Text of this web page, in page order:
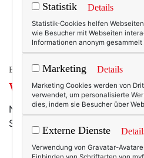
BEAUTY & FASHION
Wochenend-Wow:
Nicht billig. Aber schön!
Straeten; Foto/Kaufen: net-a-
Statistik Details
Statistik-Cookies helfen
wie Besucher mit Webseiten
Informationen anonym
Marketing Details
Marketing Cookies werden von
verwendet, um personalisierte
dies, indem sie Besucher über
Externe Dienste
Verwendung von Gravatar-